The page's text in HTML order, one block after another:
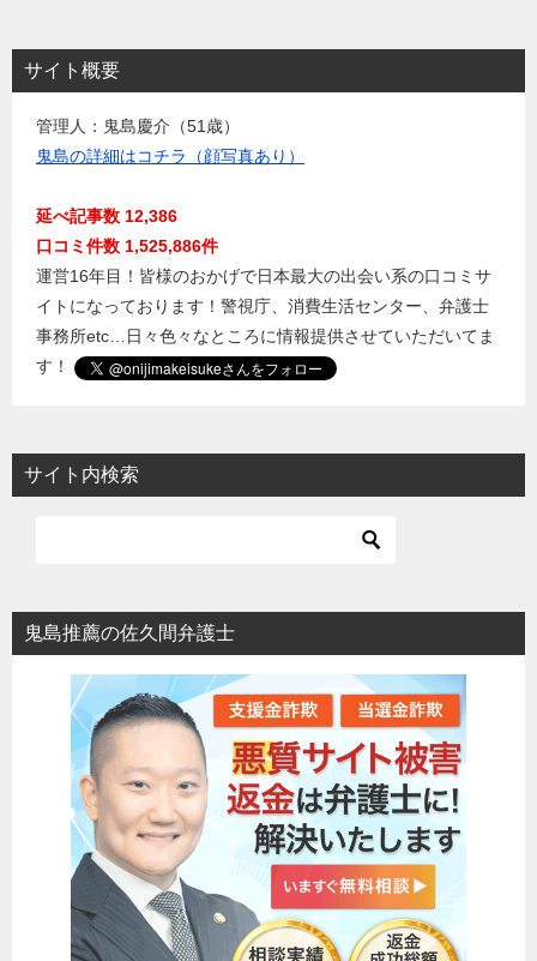
サイト概要
管理人：鬼島慶介（51歳）
鬼島の詳細はコチラ（顔写真あり）
延べ記事数 12,386
口コミ件数 1,525,886件
運営16年目！皆様のおかげで日本最大の出会い系の口コミサ
イトになっております！警視庁、消費生活センター、弁護士
事務所etc…日々色々なところに情報提供させていただいてま
す！
サイト内検索
鬼島推薦の佐久間弁護士